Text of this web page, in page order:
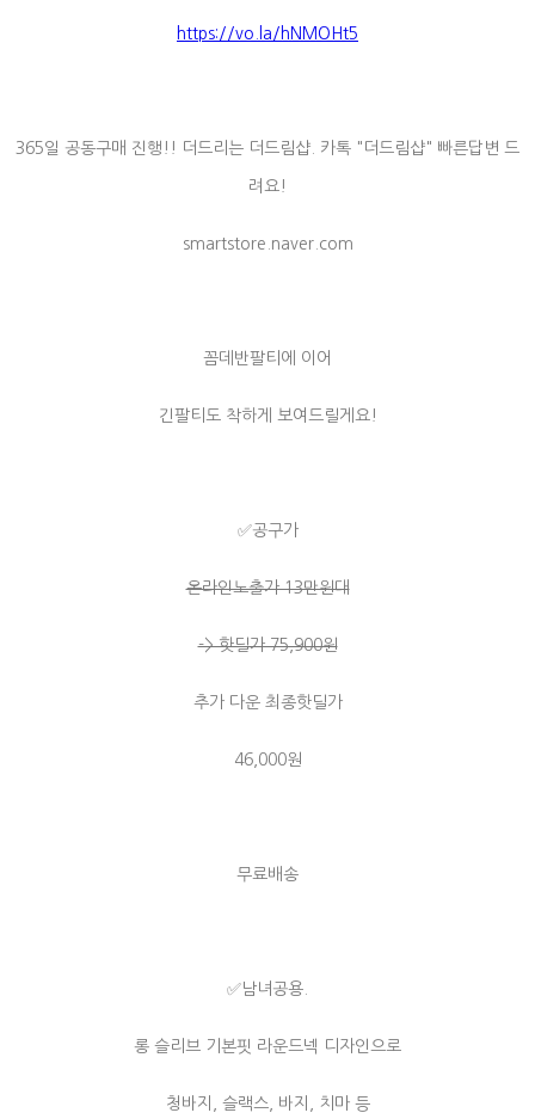
https://vo.la/hNMOHt5
365일 공동구매 진행!! 더드리는 더드림샵. 카톡 "더드림샵" 빠른답변 드
려요!
smartstore.naver.com
꼼데반팔티에 이어
긴팔티도 착하게 보여드릴게요!
✅공구가
온라인노출가 13만원대
-> 핫딜가 75,900원
추가 다운 최종핫딜가
46,000원
무료배송
✅남녀공용.
롱 슬리브 기본핏 라운드넥 디자인으로
청바지, 슬랙스, 바지, 치마 등